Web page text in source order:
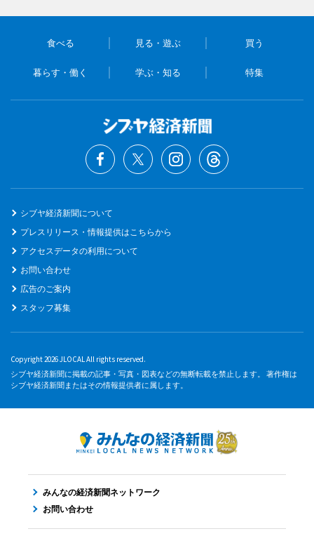
食べる 見る・遊ぶ 買う
暮らす・働く 学ぶ・知る 特集
シブヤ経済新聞について
プレスリリース・情報提供はこちらから
アクセスデータの利用について
お問い合わせ
広告のご案内
スタッフ募集
Copyright 2026 JLOCAL All rights reserved.
シブヤ経済新聞に掲載の記事・写真・図表などの無断転載を禁止します。 著作権は
シブヤ経済新聞またはその情報提供者に属します。
みんなの経済新聞ネットワーク
お問い合わせ